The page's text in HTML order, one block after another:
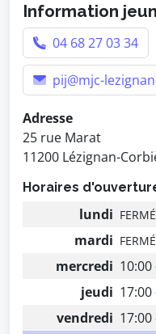
Information
04 68 27 03 34
pij@mjc-
Adresse
25 rue Marat
11200 Lézignan-
Horaires
lundi FERMÉ
mardi FERMÉ
mercredi 10:00
jeudi 17:00
vendredi 17:00